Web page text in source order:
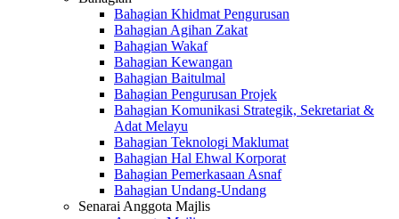
Bahagian Khidmat Pengurusan
Bahagian Agihan Zakat
Bahagian Wakaf
Bahagian Kewangan
Bahagian Baitulmal
Bahagian Pengurusan Projek
Bahagian Komunikasi Strategik, Sekretariat &
Adat Melayu
Bahagian Teknologi Maklumat
Bahagian Hal Ehwal Korporat
Bahagian Pemerkasaan Asnaf
Bahagian Undang-Undang
Senarai Anggota Majlis